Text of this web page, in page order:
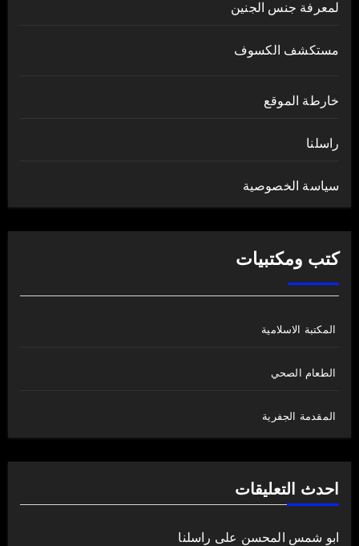
لمعرفة جنس الجنين
مستكشف الكسوف
خارطة الموقع
راسلنا
سياسة الخصوصية
كتب ومكتبيات
المكتبة الاسلامية
الطعام الصحي
المقدمة الجفرية
احدث التعليقات
ابو شمس المحسن على راسلنا